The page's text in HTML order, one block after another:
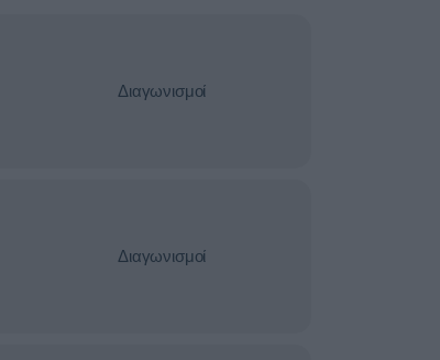
Διαγωνισμοί
Διαγωνισμοί